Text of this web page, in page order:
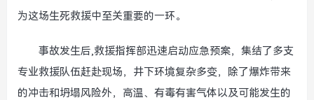
为这场生死救援中至关重要的一环。
事故发生后,救援指挥部迅速启动应急预案，集结了多支
专业救援队伍赶赴现场，井下环境复杂多变，除了爆炸带来
的冲击和坍塌风险外，高温、有毒有害气体以及可能发生的